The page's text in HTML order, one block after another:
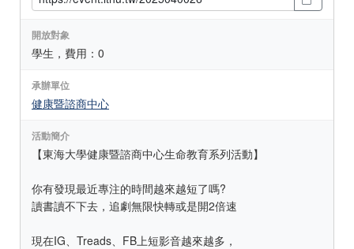
開放對象
學生，費用：0
承辦單位
健康暨諮商中心
活動簡介
【東海大學健康暨諮商中心生命教育系列活動】
你有發現最近專注的時間越來越短了嗎?
讀書讀不下去，追劇無限快轉或是開2倍速
現在IG、Treads、FB上短影音越來越多，